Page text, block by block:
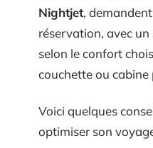
Nightjet,
réservation, avec
selon le confort
couchette ou cabine
Voici quelques
optimiser son